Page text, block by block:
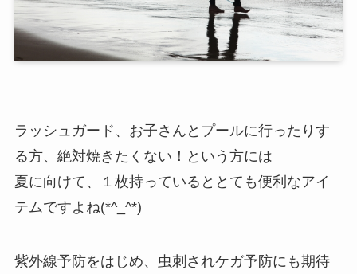
ラッシュガード、お子さんとプールに行ったりす
る方、絶対焼きたくない！という方には
夏に向けて、１枚持っているととても便利なアイ
テムですよね(*^_^*)
紫外線予防をはじめ、虫刺されケガ予防にも期待